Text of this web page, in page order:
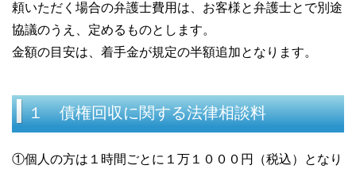
頼いただく場合の弁護士費用は、お客様と弁護士とで別途
協議のうえ、定めるものとします。
金額の目安は、着手金が規定の半額追加となります。
１ 債権回収に関する法律相談料
①個人の方は１時間ごとに１万１０００円（税込）となり